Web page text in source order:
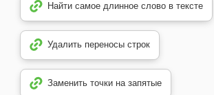
Найти самое длинное слово в тексте
Удалить переносы строк
Заменить точки на запятые